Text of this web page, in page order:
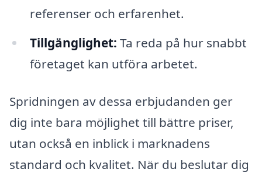
referenser och erfarenhet.
Tillgänglighet: Ta reda på hur snabbt
företaget kan utföra arbetet.
Spridningen av dessa erbjudanden ger
dig inte bara möjlighet till bättre priser,
utan också en inblick i marknadens
standard och kvalitet. När du beslutar dig